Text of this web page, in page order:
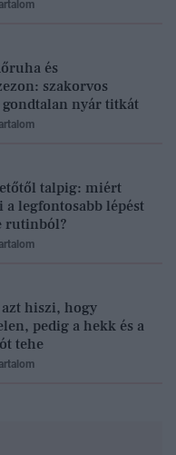
és
szakorvos
nyár titkát
talpig: miért
legfontosabb lépést
rutinból?
hiszi, hogy
pedig a hekk és a
tehe